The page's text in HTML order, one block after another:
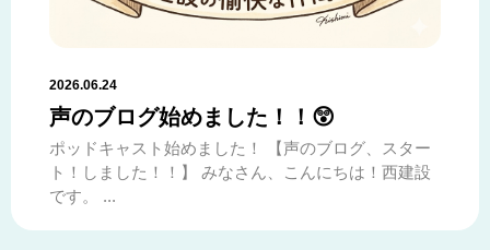
2026.06.24
声のブログ始めました！！😲
ポッドキャスト始めました！ 【声のブログ、スター
ト！しました！！】 みなさん、こんにちは！西建設
です。 ...